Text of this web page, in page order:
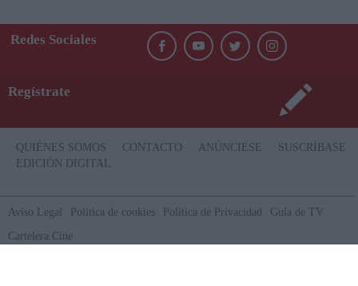
Redes Sociales
Regístrate
QUIÉNES SOMOS CONTACTO ANÚNCIESE
SUSCRÍBASE
EDICIÓN DIGITAL
Aviso Legal Politica de cookies Política de Privacidad
Guía de TV
Cartelera Cine